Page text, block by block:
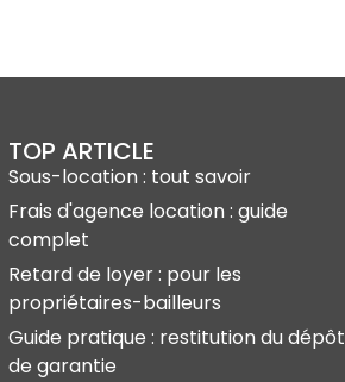
TOP ARTICLE
Sous-location : tout savoir
Frais d'agence location : guide
complet
Retard de loyer : pour les
propriétaires-bailleurs
Guide pratique : restitution du dépôt
de garantie